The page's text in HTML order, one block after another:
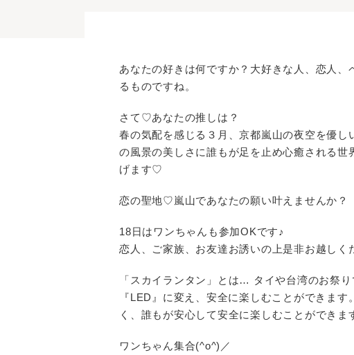
あなたの好きは何ですか？大好きな人、恋人
るものですね。
さて♡あなたの推しは？
春の気配を感じる３月、京都嵐山の夜空を優
の風景の美しさに誰もが足を止め心癒される
げます♡
恋の聖地♡嵐山であなたの願い叶えませんか？
18日はワンちゃんも参加OKです♪
恋人、ご家族、お友達お誘いの上是非お越しく
「スカイランタン」とは… タイや台湾のお祭
『LED』に変え、安全に楽しむことができま
く、誰もが安心して安全に楽しむことができま
ワンちゃん集合(^o^)／